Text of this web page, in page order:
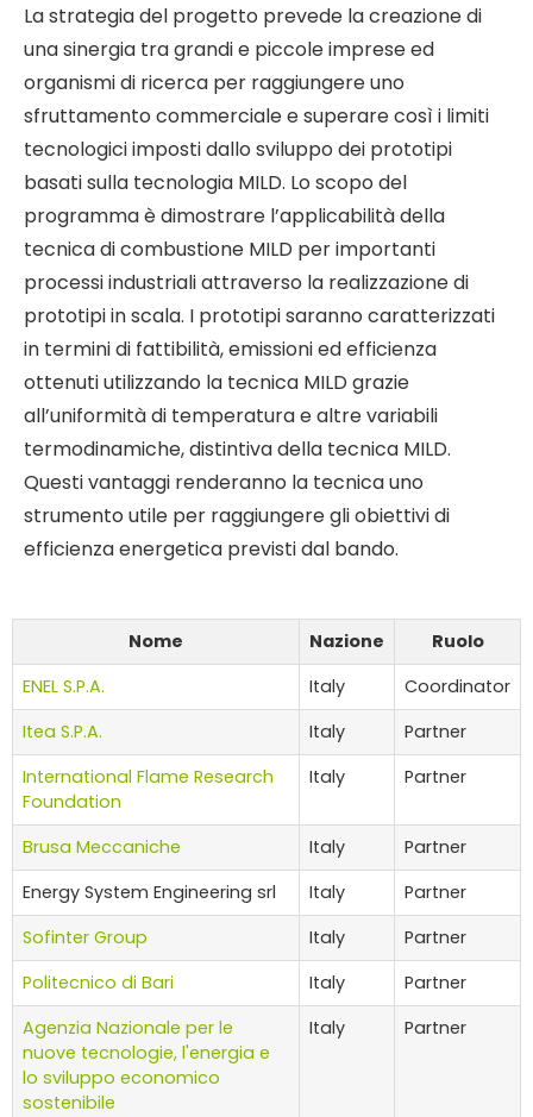
La strategia del progetto prevede la creazione di
una sinergia tra grandi e piccole imprese ed
organismi di ricerca per raggiungere uno
sfruttamento commerciale e superare così i limiti
tecnologici imposti dallo sviluppo dei prototipi
basati sulla tecnologia MILD. Lo scopo del
programma è dimostrare l’applicabilità della
tecnica di combustione MILD per importanti
processi industriali attraverso la realizzazione di
prototipi in scala. I prototipi saranno caratterizzati
in termini di fattibilità, emissioni ed efficienza
ottenuti utilizzando la tecnica MILD grazie
all’uniformità di temperatura e altre variabili
termodinamiche, distintiva della tecnica MILD.
Questi vantaggi renderanno la tecnica uno
strumento utile per raggiungere gli obiettivi di
efficienza energetica previsti dal bando.
Nome Nazione
Ruolo
ENEL S.P.A.
Italy
Coordinator
Itea S.P.A.
Italy
Partner
International Flame Research
Foundation
Italy Partner
Brusa Meccaniche Italy
Partner
Energy System Engineering srl
Italy
Partner
Sofinter Group
Italy
Partner
Politecnico di Bari
Italy
Partner
Agenzia Nazionale per le
nuove tecnologie, l'energia e
lo sviluppo economico
sostenibile
Italy Partner